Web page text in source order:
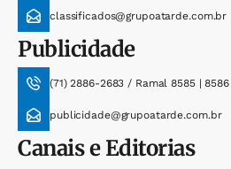
classificados@grupoatarde.com.br
Publicidade
(71) 2886-2683 / Ramal 8585 | 8586
publicidade@grupoatarde.com.br
Canais e Editorias